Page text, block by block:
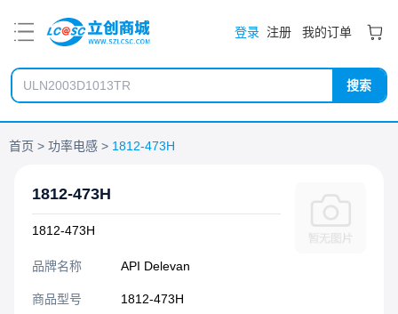
登录 注册 我的订单
搜索
首页 功率电感 1812-473H
1812-473H
1812-473H
品牌名称 API Delevan
商品型号 1812-473H